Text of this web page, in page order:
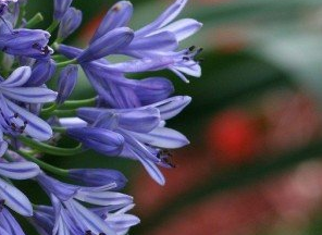
CÉLÉBRITÉS
LA BEAUTÉ
MODE DE VIE